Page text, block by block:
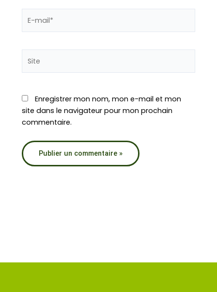
mail*
Enregistrer mon nom, mon e-mail et mon
site dans le navigateur pour mon prochain
commentaire.